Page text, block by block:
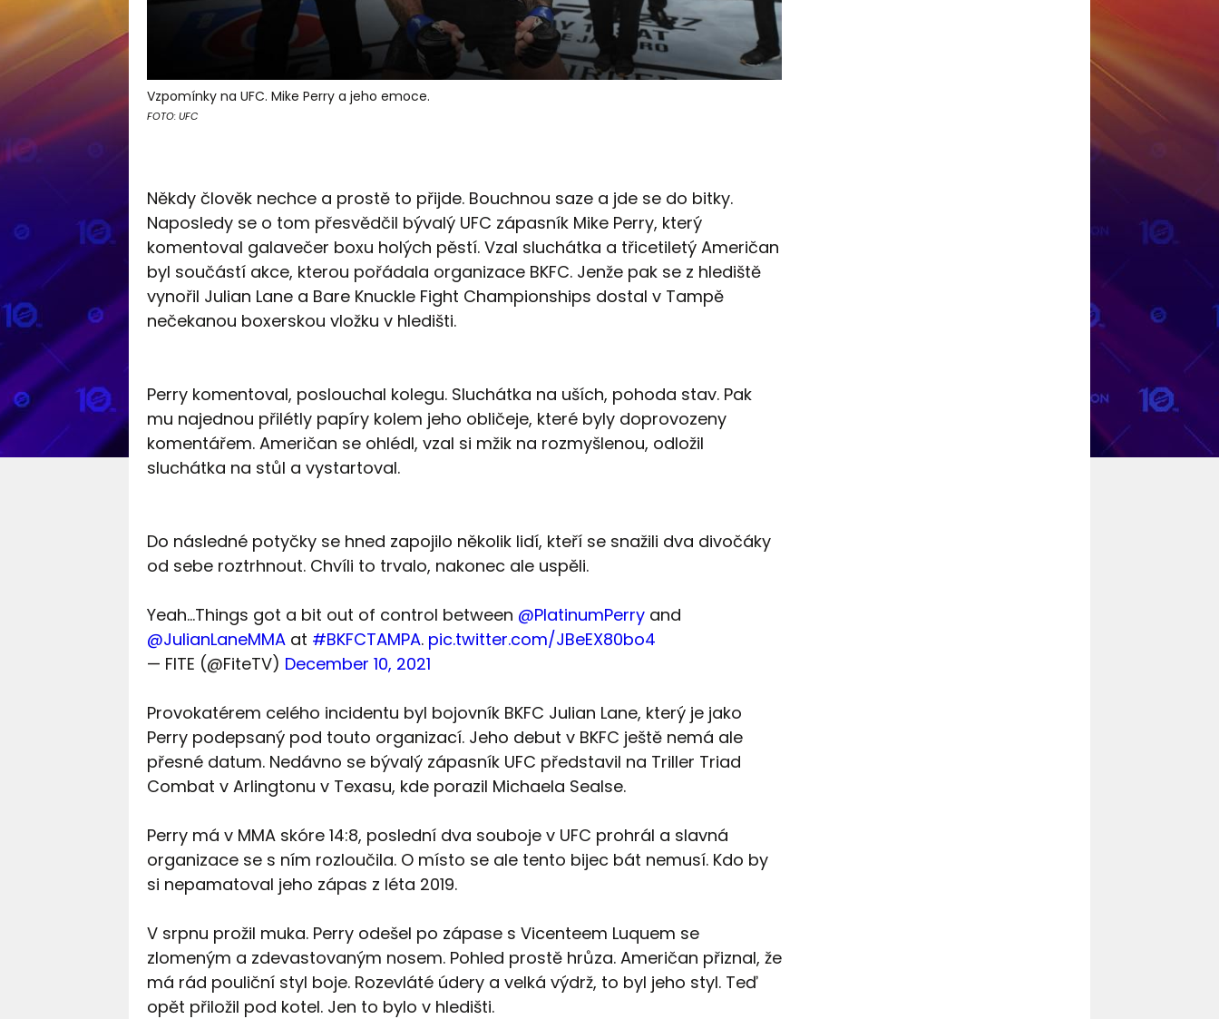
Vzpomínky na UFC. Mike Perry a jeho emoce.
FOTO: UFC
Někdy člověk nechce a prostě to přijde. Bouchnou saze a jde se do bitky.
Naposledy se o tom přesvědčil bývalý UFC zápasník Mike Perry, který
komentoval galavečer boxu holých pěstí. Vzal sluchátka a třicetiletý Američan
byl součástí akce, kterou pořádala organizace BKFC. Jenže pak se z hlediště
vynořil Julian Lane a Bare Knuckle Fight Championships dostal v Tampě
nečekanou boxerskou vložku v hledišti.
Perry komentoval, poslouchal kolegu. Sluchátka na uších, pohoda stav. Pak
mu najednou přilétly papíry kolem jeho obličeje, které byly doprovozeny
komentářem. Američan se ohlédl, vzal si mžik na rozmyšlenou, odložil
sluchátka na stůl a vystartoval.
Do následné potyčky se hned zapojilo několik lidí, kteří se snažili dva divočáky
od sebe roztrhnout. Chvíli to trvalo, nakonec ale uspěli.
Yeah...Things got a bit out of control between @PlatinumPerryand
@JulianLaneMMAat #BKFCTAMPA. pic.twitter.com/JBeEX80bo4
— FITE (@FiteTV) December 10, 2021
Provokatérem celého incidentu byl bojovník BKFC Julian Lane, který je jako
Perry podepsaný pod touto organizací. Jeho debut v BKFC ještě nemá ale
přesné datum. Nedávno se bývalý zápasník UFC představil na Triller Triad
Combat v Arlingtonu v Texasu, kde porazil Michaela Sealse.
Perry má v MMA skóre 14:8, poslední dva souboje v UFC prohrál a slavná
organizace se s ním rozloučila. O místo se ale tento bijec bát nemusí. Kdo by
si nepamatoval jeho zápas z léta 2019.
V srpnu prožil muka. Perry odešel po zápase s Vicenteem Luquem se
zlomeným a zdevastovaným nosem. Pohled prostě hrůza. Američan přiznal, že
má rád pouliční styl boje. Rozevláté údery a velká výdrž, to byl jeho styl. Teď
opět přiložil pod kotel. Jen to bylo v hledišti.